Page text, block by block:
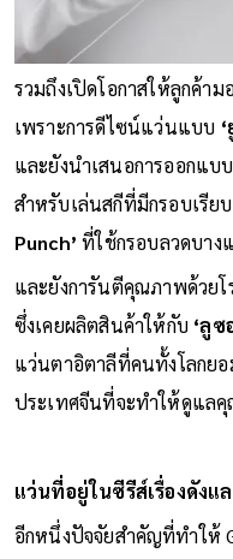
รวมถึงเปิดโอกาสให้ลูกค้า
เพราะการดีไซน์แว่นแบบ
และยังนำเสนอการออกแบ
สำหรับเล่นสกีที่มีกรอบเรี
Punch’ที่ใช้กรอบลวดบา
และยังการันตีคุณภาพด้วยโ
ซึ่งเคยผลิตสินค้าให้กับ ‘ลู
แว่นตาอิตาลีที่คนทั้งโลกย
ประเทศจีนที่จะทำให้ดูแล
แว่นที่อยู่ในซีรีส์เรื่องดังแ
อีกหนึ่งปัจจัยสำคัญที่ทำให้